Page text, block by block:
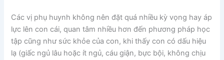
Các vị phụ huynh không nên đặt quá nhiều kỳ vọng hay áp
lực lên con cái, quan tâm nhiều hơn đến phương pháp học
tập cũng như sức khỏe của con, khi thấy con có dấu hiệu
lạ (giấc ngủ lâu hoặc ít ngủ, cáu giận, bực bội, không chịu